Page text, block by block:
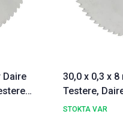
Daire
30,0 x 0,3 x
Testere,
DIN1837 A,
STOKTA VAR